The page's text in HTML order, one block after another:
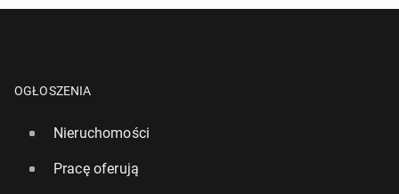
OGŁOSZENIA
Nieruchomości
Pracę oferują